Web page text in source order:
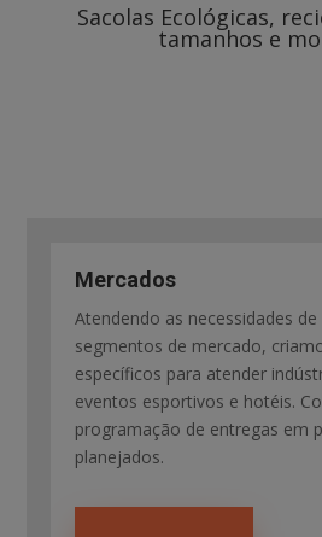
Sacolas Ecológicas,
tamanhos e
Mercados
Atendendo as necessidades de
segmentos de mercado,
específicos para atender
eventos esportivos e hotéis.
programação de entregas em
planejados.